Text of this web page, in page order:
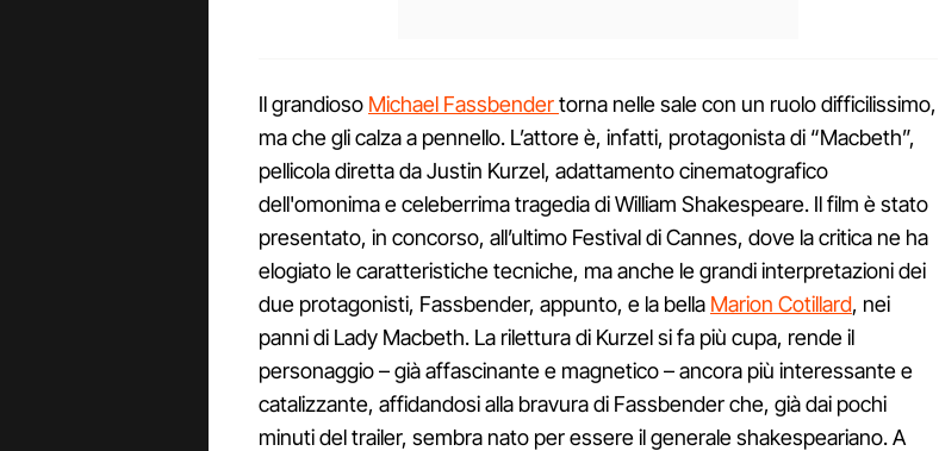
Il grandioso Michael Fassbendertorna nelle sale con un ruolo difficilissimo,
ma che gli calza a pennello. L’attore è, infatti, protagonista di “Macbeth”,
pellicola diretta da Justin Kurzel, adattamento cinematografico
dell'omonima e celeberrima tragedia di William Shakespeare. Il film è stato
presentato, in concorso, all’ultimo Festival di Cannes, dove la critica ne ha
elogiato le caratteristiche tecniche, ma anche le grandi interpretazioni dei
due protagonisti, Fassbender, appunto, e la bella Marion Cotillard, nei
panni di Lady Macbeth. La rilettura di Kurzel si fa più cupa, rende il
personaggio – già affascinante e magnetico – ancora più interessante e
catalizzante, affidandosi alla bravura di Fassbender che, già dai pochi
minuti del trailer, sembra nato per essere il generale shakespeariano. A